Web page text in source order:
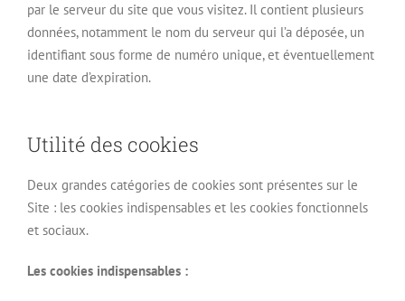
par le serveur du site que vous visitez. Il contient plusieurs
données, notamment le nom du serveur qui l’a déposée, un
identifiant sous forme de numéro unique, et éventuellement
une date d’expiration.
Utilité des cookies
Deux grandes catégories de cookies sont présentes sur le
Site : les cookies indispensables et les cookies fonctionnels
et sociaux.
Les cookies indispensables :